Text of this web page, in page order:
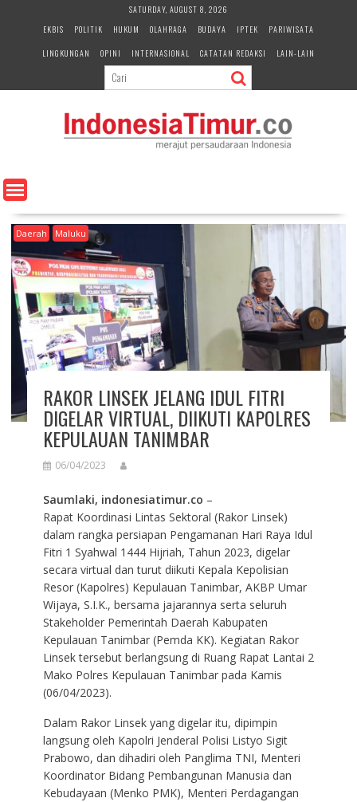
e
n
SATURDAY, AUGUST 8, 2026
EKBIS
POLITIK HUKUM OLAHRAGA BUDAYA IPTEK
PARIWISATA
LINGKUNGAN
OPINI INTERNASIONAL CATATAN REDAKSI LAIN-LAIN
Daerah Maluku
RAKOR LINSEK JELANG IDUL FITRI
DIGELAR VIRTUAL, DIIKUTI KAPOLRES
KEPULAUAN TANIMBAR
06/04/2023
Saumlaki, indonesiatimur.co –
Rapat Koordinasi Lintas Sektoral (Rakor Linsek)
dalam rangka persiapan Pengamanan Hari Raya Idul
Fitri 1 Syahwal 1444 Hijriah, Tahun 2023, digelar
secara virtual dan turut diikuti Kepala Kepolisian
Resor (Kapolres) Kepulauan Tanimbar, AKBP Umar
Wijaya, S.I.K., bersama jajarannya serta seluruh
Stakeholder Pemerintah Daerah Kabupaten
Kepulauan Tanimbar (Pemda KK). Kegiatan Rakor
Linsek tersebut berlangsung di Ruang Rapat Lantai 2
Mako Polres Kepulauan Tanimbar pada Kamis
(06/04/2023).
Dalam Rakor Linsek yang digelar itu, dipimpin
langsung oleh Kapolri Jenderal Polisi Listyo Sigit
Prabowo, dan dihadiri oleh Panglima TNI, Menteri
Koordinator Bidang Pembangunan Manusia dan
Kebudayaan (Menko PMK), Menteri Perdagangan